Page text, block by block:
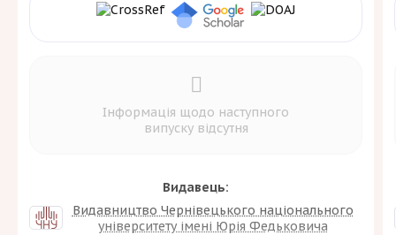
Видавець:
Видавництво Чернівецького національного
університету імені Юрія Федьковича
Інформація щодо наступного
випуску відсутня